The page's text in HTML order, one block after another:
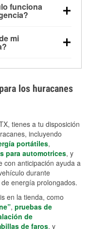
para
y pueden
provocar una
funciona
porque son
y más
mi
agua estancada y
son
los huracanes
tienes a tu disposición
incluyendo
portátiles,
para automotrices, y
con anticipación ayuda a
durante
energía prolongados.
en la tienda, como
, pruebas de
de
de faros, y